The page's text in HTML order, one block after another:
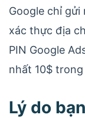
Google chỉ gửi
xác thực địa
PIN Google
nhất 10$
Lý do